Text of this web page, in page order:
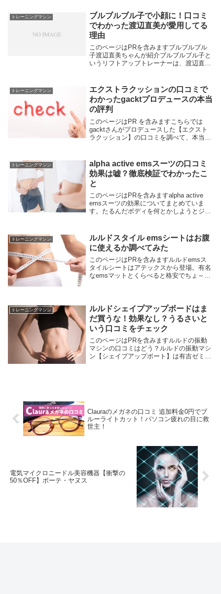
不思議で...
トレーニングマシン
ブルブルブル子で小顔に！口コミ
でわかった渡辺直美が愛用してる
理由
このページはPRを含みますブルブルブル
子渡辺直美ちゃんが紹介ブルブルブル子と
いうリフトアップトレーナーは、渡辺直美
動。このブルブル振動が、気になる口元や
フェイスライ...
トレーニングマシン
エクストラクッションの口コミで
わかったgacktプロデュースの本当
の評判
このページはPR を含みますこちらでは
gacktさんがプロデュースした【エクスト
ラクッション】の口コミを調べて、本当の
「もっと振動が強くてもいい」など、個人
差があります...
トレーニングマシン
alpha active emsスーツの口コミ
効果は嘘？徹底検証でわかったこ
と
このページはPRを含みますalpha active
emsスーツの効果についてまとめていま
す。たるんだボディを何とかしようとジム
グって案外きついし成果もすぐに出ない...
トレーニングマシン
ルルドスタイル emsシートはお腹
に使えるか調べてみた
このページはPRを含みますルルドemsス
タイルシートはアテックスから登場。有名
なemsマットとくらべると格安でちょ～薄
トレーニングマシン
ルルドシェイプアップボードはま
だ買うな！効果なし？うるさいと
いう口コミをチェック
このページはPRを含みますルルドの振動
マシンの口コミはどう？ルルドの振動マシ
ン【シェイプアップボート】は有吉ゼミや
Clauraのメガネの口コミ 追加料金0円でブ
ルーライトカット！パソコン疲れの目に救
世主！
電気マイクロニードル美容機器【衝撃の
50％OFF】ボーテ・ヤヌス